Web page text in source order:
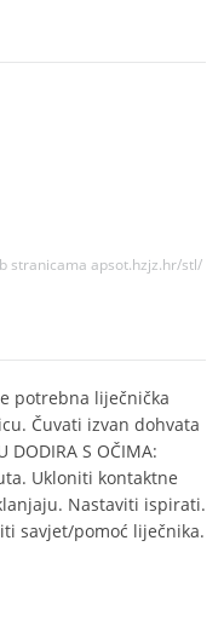
stranicama apsot.hzjz.hr/stl/
potrebna liječnička
Čuvati izvan dohvata
DODIRA S OČIMA:
Ukloniti kontaktne
Nastaviti ispirati.
savjet/pomoć liječnika.